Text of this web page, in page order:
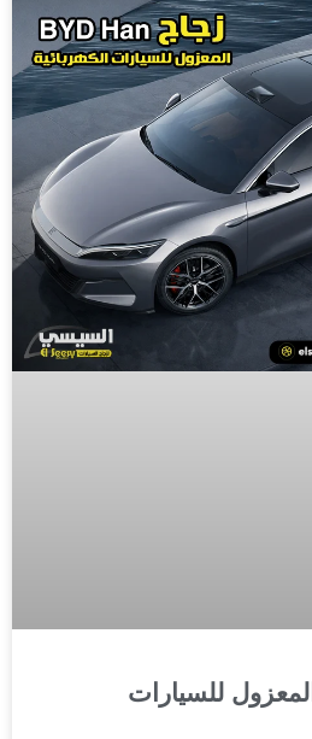
زجاج BYD Han المعزول للسيارات